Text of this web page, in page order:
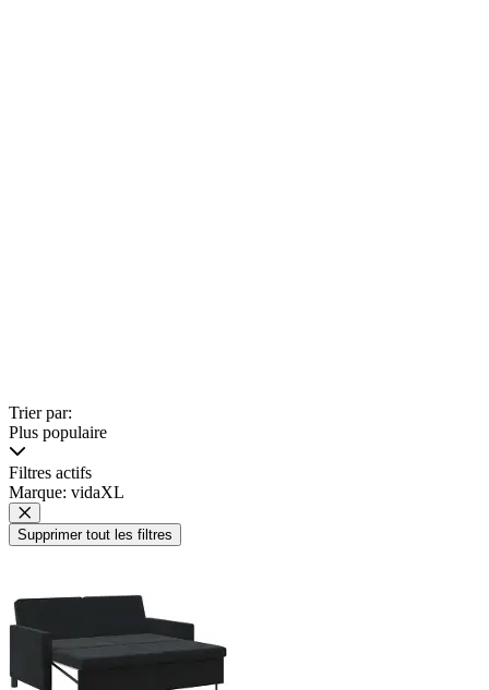
Trier par:
Plus populaire
Filtres actifs
Marque: vidaXL
Supprimer tout les filtres